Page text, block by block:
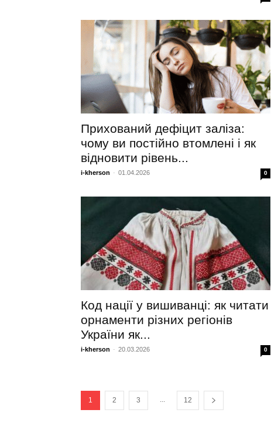
Прихований дефіцит заліза:
чому ви постійно втомлені і як
відновити рівень...
i-kherson - 01.04.2026 0
Код нації у вишиванці: як читати
орнаменти різних регіонів
України як...
i-kherson - 20.03.2026 0
1 2 3 ... 12